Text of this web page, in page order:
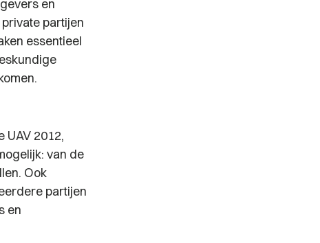
en
partijen
essentieel
2012,
van de
Ook
partijen
en